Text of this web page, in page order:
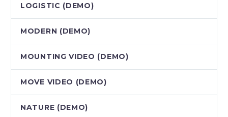
LOGISTIC (DEMO)
MODERN (DEMO)
MOUNTING VIDEO (DEMO)
MOVE VIDEO (DEMO)
NATURE (DEMO)